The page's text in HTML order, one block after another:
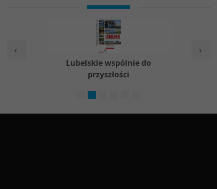
Lubelskie wspólnie do
przyszłości
‹ ›